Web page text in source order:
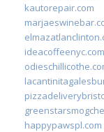
kautorepair.com
ideacoffeenyc.com
happypawspl.com